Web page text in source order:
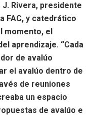
Rivera, presidente
FAC, y catedrático
momento, el
aprendizaje. “Cada
de avalúo
el avalúo dentro de
de reuniones
un espacio
de avalúo e